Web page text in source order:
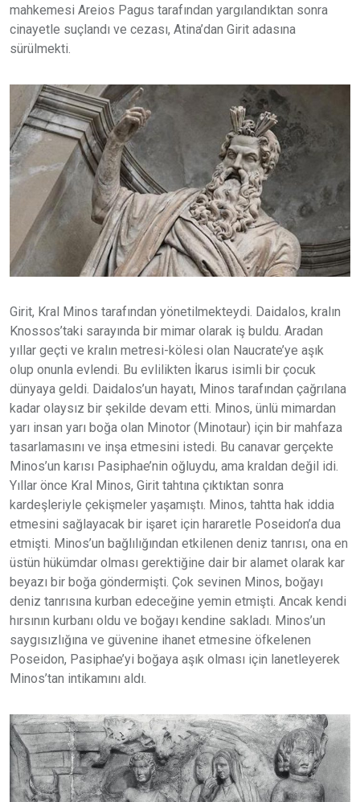
mahkemesi Areios Pagus tarafından yargılandıktan sonra
cinayetle suçlandı ve cezası, Atina’dan Girit adasına
sürülmekti.
Girit, Kral Minos tarafından yönetilmekteydi. Daidalos, kralın
Knossos’taki sarayında bir mimar olarak iş buldu. Aradan
yıllar geçti ve kralın metresi-kölesi olan Naucrate’ye aşık
olup onunla evlendi. Bu evlilikten İkarus isimli bir çocuk
dünyaya geldi. Daidalos’un hayatı, Minos tarafından çağrılana
kadar olaysız bir şekilde devam etti. Minos, ünlü mimardan
yarı insan yarı boğa olan Minotor (Minotaur) için bir mahfaza
tasarlamasını ve inşa etmesini istedi. Bu canavar gerçekte
Minos’un karısı Pasiphae’nin oğluydu, ama kraldan değil idi.
Yıllar önce Kral Minos, Girit tahtına çıktıktan sonra
kardeşleriyle çekişmeler yaşamıştı. Minos, tahtta hak iddia
etmesini sağlayacak bir işaret için hararetle Poseidon’a dua
etmişti. Minos’un bağlılığından etkilenen deniz tanrısı, ona en
üstün hükümdar olması gerektiğine dair bir alamet olarak kar
beyazı bir boğa göndermişti. Çok sevinen Minos, boğayı
deniz tanrısına kurban edeceğine yemin etmişti. Ancak kendi
hırsının kurbanı oldu ve boğayı kendine sakladı. Minos’un
saygısızlığına ve güvenine ihanet etmesine öfkelenen
Poseidon, Pasiphae’yi boğaya aşık olması için lanetleyerek
Minos’tan intikamını aldı.